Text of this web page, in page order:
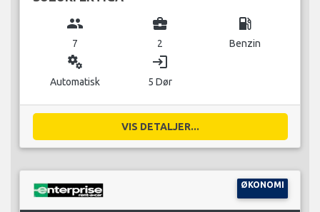
group
7
business_center
2
local_gas_station
Benzin
miscellaneous_services
Automatisk
login
5 Dør
VIS DETALJER...
ØKONOMI